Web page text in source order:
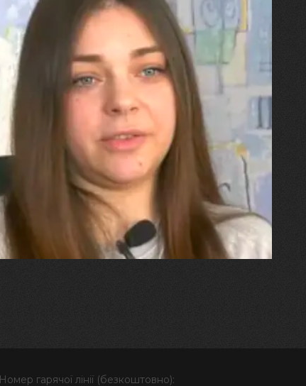
27.07.2026
"Я перенесла 11 операцій, та
плакала від фантомного
болю. Але маленька донька
бере за руку і змушує йти
далі"
Номер гарячої лінії (безкоштовно):